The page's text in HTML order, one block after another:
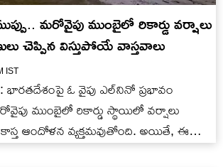
మరోవైపు ముంబైలో రికార్డు వర్షాలు
చెప్పిన విస్తుపోయే వాస్తవాలు
IST
భారతదేశంపై ఓ వైపు ఎల్‌నినో ప్రభావం
ముంబైలో రికార్డు స్థాయిలో వర్షాలు
కాస్త ఆందోళన వ్యక్తమవుతోంది. అయితే, ఈ